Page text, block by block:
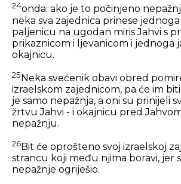
24onda: ako je to počinjeno
neka sva zajednica prinese
paljenicu na ugodan miris Jahvi s
prikaznicom i ljevanicom i jednoga
okajnicu.
25Neka svećenik obavi obred
izraelskom zajednicom, pa će im
je samo nepažnja, a oni su prinijeli
žrtvu Jahvi - i okajnicu pred
nepažnju.
26Bit će oprošteno svoj izraelskoj
strancu koji među njima boravi, jer
nepažnje ogriješio.